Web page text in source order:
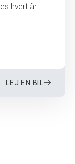
hvert år!
LEJ EN BIL